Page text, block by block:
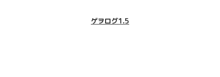
ゲヲログ1.5